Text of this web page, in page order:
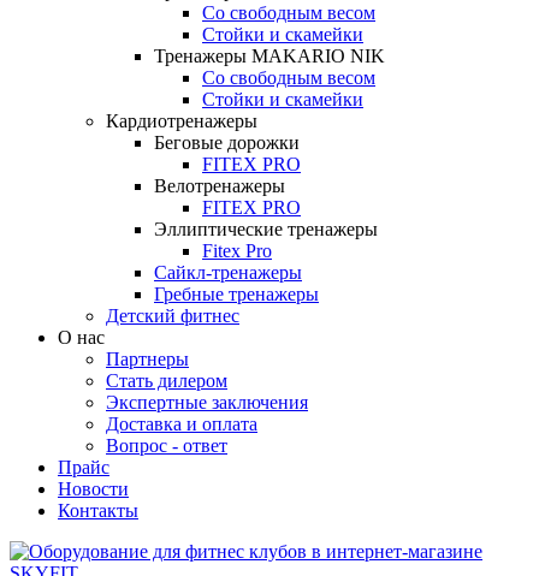
Со свободным весом
Стойки и скамейки
Тренажеры MAKARIO NIK
Со свободным весом
Стойки и скамейки
Кардиотренажеры
Беговые дорожки
FITEX PRO
Велотренажеры
FITEX PRO
Эллиптические тренажеры
Fitex Pro
Сайкл-тренажеры
Гребные тренажеры
Детский фитнес
О нас
Партнеры
Стать дилером
Экспертные заключения
Доставка и оплата
Вопрос - ответ
Прайс
Новости
Контакты